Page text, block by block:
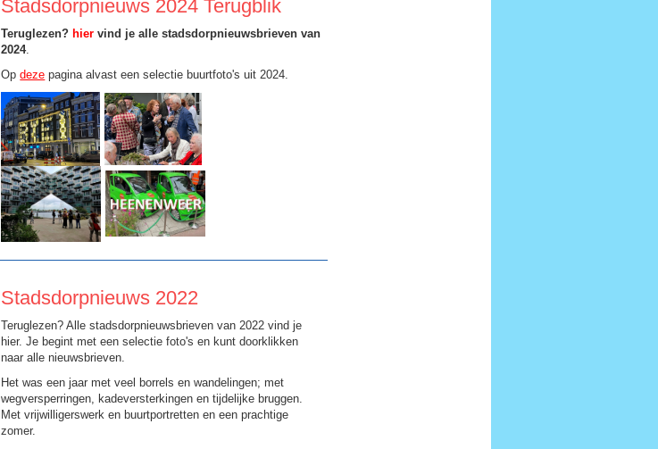
Stadsdorpnieuws 2024 Terugblik
Teruglezen? hier vind je alle stadsdorpnieuwsbrieven van
2024.
Opdeze pagina alvast een selectie buurtfoto's uit 2024.
Stadsdorpnieuws 2022
Teruglezen? Alle stadsdorpnieuwsbrieven van 2022 vind je
hier. Je begint met een selectie foto's en kunt doorklikken
naar alle nieuwsbrieven.
Het was een jaar met veel borrels en wandelingen; met
wegversperringen, kadeversterkingen en tijdelijke bruggen.
Met vrijwilligerswerk en buurtportretten en een prachtige
zomer.